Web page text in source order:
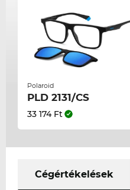
Polaroid
PLD 2131/CS
33 174 Ft
Cégértékelések